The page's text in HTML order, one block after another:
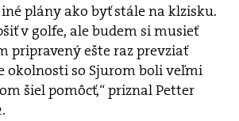
plány ako byť stále na klzisku.
v golfe, ale budem si musieť
pripravený ešte raz prevziať
okolnosti so Sjurom boli veľmi
šiel pomôcť,“ priznal Petter